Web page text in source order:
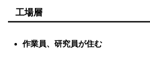
工場層
作業員、研究員が住む